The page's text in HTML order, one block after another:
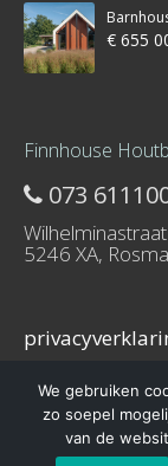
€ 655
Finnhouse
073
5246 XA,
© 2016 –
We gebruiken
zo soepel
van de